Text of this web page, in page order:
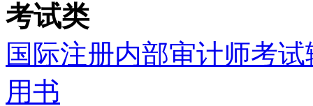
考试类
国际注册内部审计师考
用书